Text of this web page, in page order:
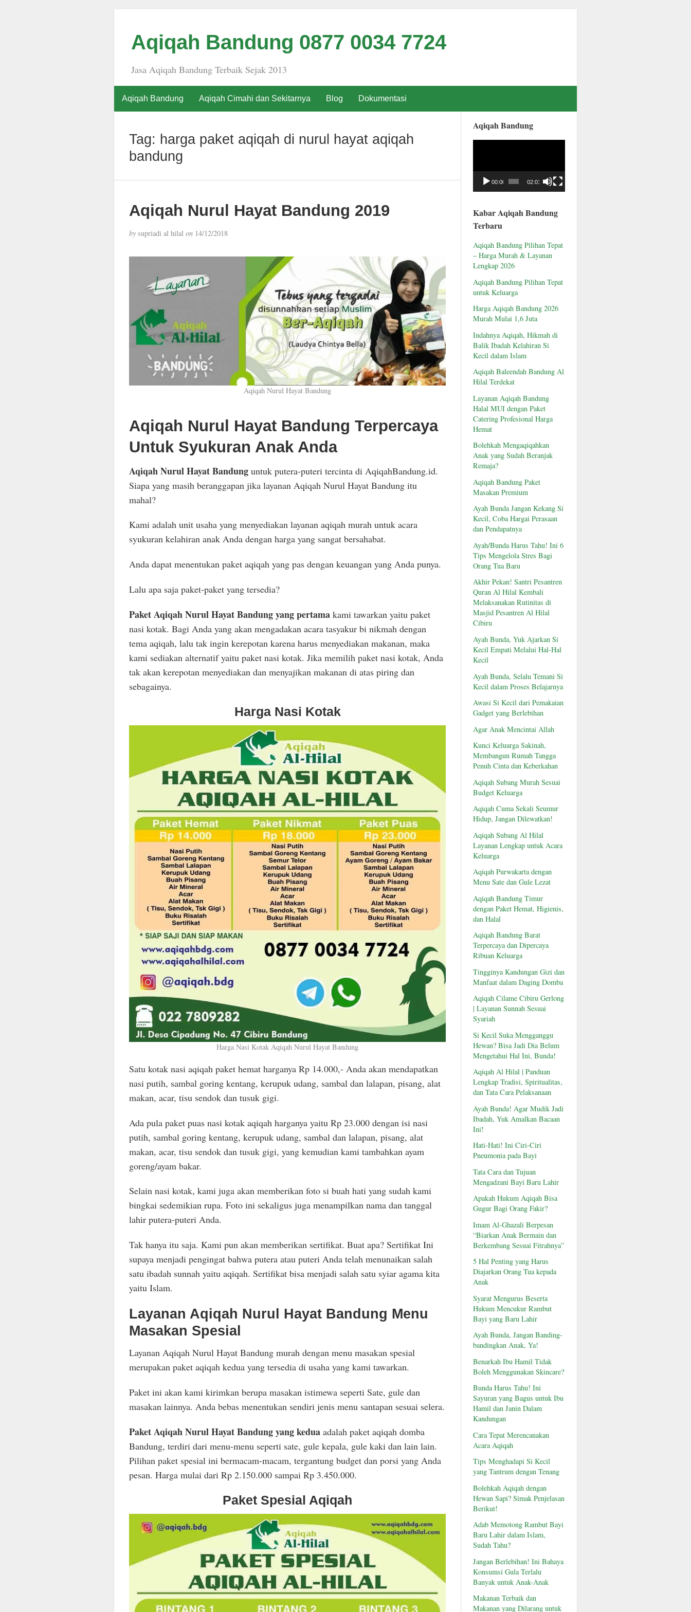
Aqiqah Bandung 0877 0034 7724
Jasa Aqiqah Bandung Terbaik Sejak 2013
Aqiqah Bandung Aqiqah Cimahi dan Sekitarnya Blog Dokumentasi
Tag: harga paket aqiqah di nurul hayat aqiqah
bandung
Aqiqah Nurul Hayat Bandung 2019
bysupriadi al hilal on14/12/2018
Aqiqah Nurul Hayat Bandung
Aqiqah Nurul Hayat Bandung Terpercaya
Untuk Syukuran Anak Anda
Aqiqah Nurul Hayat Bandunguntuk putera-puteri tercinta di AqiqahBandung.id.
Siapa yang masih beranggapan jika layanan Aqiqah Nurul Hayat Bandung itu
mahal?
Kami adalah unit usaha yang menyediakan layanan aqiqah murah untuk acara
syukuran kelahiran anak Anda dengan harga yang sangat bersahabat.
Anda dapat menentukan paket aqiqah yang pas dengan keuangan yang Anda punya.
Lalu apa saja paket-paket yang tersedia?
Paket Aqiqah Nurul Hayat Bandung yang pertamakami tawarkan yaitu paket
nasi kotak. Bagi Anda yang akan mengadakan acara tasyakur bi nikmah dengan
tema aqiqah, lalu tak ingin kerepotan karena harus menyediakan makanan, maka
kami sediakan alternatif yaitu paket nasi kotak. Jika memilih paket nasi kotak, Anda
tak akan kerepotan menyediakan dan menyajikan makanan di atas piring dan
sebagainya.
Harga Nasi Kotak
Harga Nasi Kotak Aqiqah Nurul Hayat Bandung
Satu kotak nasi aqiqah paket hemat harganya Rp 14.000,- Anda akan mendapatkan
nasi putih, sambal goring kentang, kerupuk udang, sambal dan lalapan, pisang, alat
makan, acar, tisu sendok dan tusuk gigi.
Ada pula paket puas nasi kotak aqiqah harganya yaitu Rp 23.000 dengan isi nasi
putih, sambal goring kentang, kerupuk udang, sambal dan lalapan, pisang, alat
makan, acar, tisu sendok dan tusuk gigi, yang kemudian kami tambahkan ayam
goreng/ayam bakar.
Selain nasi kotak, kami juga akan memberikan foto si buah hati yang sudah kami
bingkai sedemikian rupa. Foto ini sekaligus juga menampilkan nama dan tanggal
lahir putera-puteri Anda.
Tak hanya itu saja. Kami pun akan memberikan sertifikat. Buat apa? Sertifikat Ini
supaya menjadi pengingat bahwa putera atau puteri Anda telah menunaikan salah
satu ibadah sunnah yaitu aqiqah. Sertifikat bisa menjadi salah satu syiar agama kita
yaitu Islam.
Layanan Aqiqah Nurul Hayat Bandung Menu
Masakan Spesial
Layanan Aqiqah Nurul Hayat Bandung murah dengan menu masakan spesial
merupakan paket aqiqah kedua yang tersedia di usaha yang kami tawarkan.
Paket ini akan kami kirimkan berupa masakan istimewa seperti Sate, gule dan
masakan lainnya. Anda bebas menentukan sendiri jenis menu santapan sesuai selera.
Paket Aqiqah Nurul Hayat Bandung yang keduaadalah paket aqiqah domba
Bandung, terdiri dari menu-menu seperti sate, gule kepala, gule kaki dan lain lain.
Pilihan paket spesial ini bermacam-macam, tergantung budget dan porsi yang Anda
pesan. Harga mulai dari Rp 2.150.000 sampai Rp 3.450.000.
Paket Spesial Aqiqah
Aqiqah Bandung
00:00 02:01
Kabar Aqiqah Bandung
Terbaru
Aqiqah Bandung Pilihan Tepat
– Harga Murah & Layanan
Lengkap 2026
Aqiqah Bandung Pilihan Tepat
untuk Keluarga
Harga Aqiqah Bandung 2026
Murah Mulai 1,6 Juta
Indahnya Aqiqah, Hikmah di
Balik Ibadah Kelahiran Si
Kecil dalam Islam
Aqiqah Baleendah Bandung Al
Hilal Terdekat
Layanan Aqiqah Bandung
Halal MUI dengan Paket
Catering Profesional Harga
Hemat
Bolehkah Mengaqiqahkan
Anak yang Sudah Beranjak
Remaja?
Aqiqah Bandung Paket
Masakan Premium
Ayah Bunda Jangan Kekang Si
Kecil, Coba Hargai Perasaan
dan Pendapatnya
Ayah/Bunda Harus Tahu! Ini 6
Tips Mengelola Stres Bagi
Orang Tua Baru
Akhir Pekan! Santri Pesantren
Quran Al Hilal Kembali
Melaksanakan Rutinitas di
Masjid Pesantren Al Hilal
Cibiru
Ayah Bunda, Yuk Ajarkan Si
Kecil Empati Melalui Hal-Hal
Kecil
Ayah Bunda, Selalu Temani Si
Kecil dalam Proses Belajarnya
Awasi Si Kecil dari Pemakaian
Gadget yang Berlebihan
Agar Anak Mencintai Allah
Kunci Keluarga Sakinah,
Membangun Rumah Tangga
Penuh Cinta dan Keberkahan
Aqiqah Subang Murah Sesuai
Budget Keluarga
Aqiqah Cuma Sekali Seumur
Hidup, Jangan Dilewatkan!
Aqiqah Subang Al Hilal
Layanan Lengkap untuk Acara
Keluarga
Aqiqah Purwakarta dengan
Menu Sate dan Gule Lezat
Aqiqah Bandung Timur
dengan Paket Hemat, Higienis,
dan Halal
Aqiqah Bandung Barat
Terpercaya dan Dipercaya
Ribuan Keluarga
Tingginya Kandungan Gizi dan
Manfaat dalam Daging Domba
Aqiqah Cilame Cibiru Gerlong
| Layanan Sunnah Sesuai
Syariah
Si Kecil Suka Mengganggu
Hewan? Bisa Jadi Dia Belum
Mengetahui Hal Ini, Bunda!
Aqiqah Al Hilal | Panduan
Lengkap Tradisi, Spiritualitas,
dan Tata Cara Pelaksanaan
Ayah Bunda! Agar Mudik Jadi
Ibadah, Yuk Amalkan Bacaan
Ini!
Hati-Hati! Ini Ciri-Ciri
Pneumonia pada Bayi
Tata Cara dan Tujuan
Mengadzani Bayi Baru Lahir
Apakah Hukum Aqiqah Bisa
Gugur Bagi Orang Fakir?
Imam Al-Ghazali Berpesan
“Biarkan Anak Bermain dan
Berkembang Sesuai Fitrahnya”
5 Hal Penting yang Harus
Diajarkan Orang Tua kepada
Anak
Syarat Mengurus Beserta
Hukum Mencukur Rambut
Bayi yang Baru Lahir
Ayah Bunda, Jangan Banding-
bandingkan Anak, Ya!
Benarkah Ibu Hamil Tidak
Boleh Menggunakan Skincare?
Bunda Harus Tahu! Ini
Sayuran yang Bagus untuk Ibu
Hamil dan Janin Dalam
Kandungan
Cara Tepat Merencanakan
Acara Aqiqah
Tips Menghadapi Si Kecil
yang Tantrum dengan Tenang
Bolehkah Aqiqah dengan
Hewan Sapi? Simak Penjelasan
Berikut!
Adab Memotong Rambut Bayi
Baru Lahir dalam Islam,
Sudah Tahu?
Jangan Berlebihan! Ini Bahaya
Konsumsi Gula Terlalu
Banyak untuk Anak-Anak
Makanan Terbaik dan
Makanan yang Dilarang untuk